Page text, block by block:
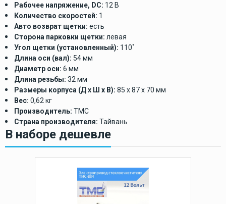
Рабочее напряжение, DC: 12 В
Количество скоростей: 1
Авто возврат щетки: есть
Сторона парковки щетки: левая
Угол щетки (установленный): 110˚
Длина оси (вал): 54 мм
Диаметр оси: 6 мм
Длина резьбы: 32 мм
Размеры корпуса (Д х Ш х В): 85 х 87 х 70 мм
Вес: 0,62 кг
Производитель: TMC
Страна производителя: Тайвань
В наборе дешевле